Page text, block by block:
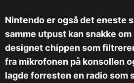
Nintendo er også det eneste
samme utpust kan snakke
designet chippen som
fra mikrofonen på konsollen
lagde forresten en radio som